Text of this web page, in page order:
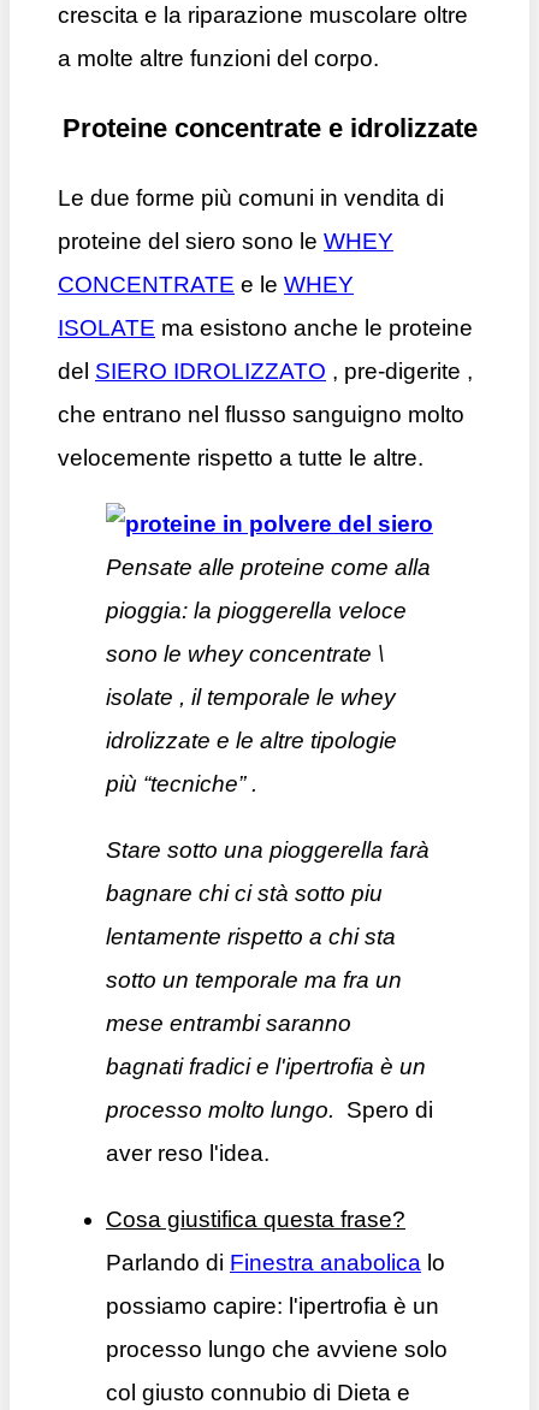
crescita e la riparazione muscolare oltre
a molte altre funzioni del corpo.
Proteine concentrate e idrolizzate
Le due forme più comuni in vendita di
proteine ​​del siero sono le WHEY
CONCENTRATE e le WHEY
ISOLATE ma esistono anche le proteine
del SIERO IDROLIZZATO , pre-digerite ,
che entrano nel flusso sanguigno molto
velocemente rispetto a tutte le altre.
Pensate alle proteine come alla
pioggia: la pioggerella veloce
sono le whey concentrate \
isolate , il temporale le whey
idrolizzate e le altre tipologie
più “tecniche” .
Stare sotto una pioggerella farà
bagnare chi ci stà sotto piu
lentamente rispetto a chi sta
sotto un temporale ma fra un
mese entrambi saranno
bagnati fradici e l'ipertrofia è un
processo molto lungo. Spero di
aver reso l'idea.
Cosa giustifica questa frase?
Parlando di Finestra anabolica lo
possiamo capire: l'ipertrofia è un
processo lungo che avviene solo
col giusto connubio di Dieta e